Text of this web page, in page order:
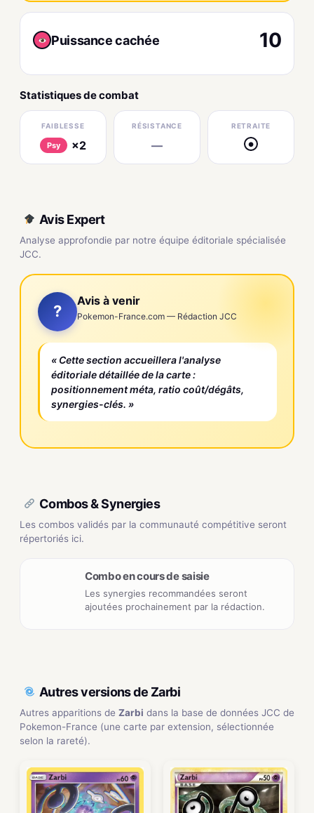
Puissance cachée 10
Statistiques de combat
FAIBLESSE
Psy ×2
RÉSISTANCE
—
RETRAITE
●
Avis Expert
Analyse approfondie par notre équipe éditoriale spécialisée
JCC.
?
Avis à venir
Pokemon-France.com — Rédaction JCC
« Cette section accueillera l'analyse
éditoriale détaillée de la carte :
positionnement méta, ratio coût/dégâts,
synergies-clés. »
Combos & Synergies
Les combos validés par la communauté compétitive seront
répertoriés ici.
Combo en cours de saisie
Les synergies recommandées seront
ajoutées prochainement par la rédaction.
Autres versions de Zarbi
Autres apparitions de Zarbi dans la base de données JCC de
Pokemon-France (une carte par extension, sélectionnée
selon la rareté).